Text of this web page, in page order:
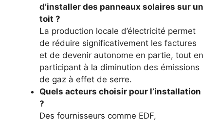
d’installer des panneaux solaires sur un
toit ?
La production locale d’électricité permet
de réduire significativement les factures
et de devenir autonome en partie, tout en
participant à la diminution des émissions
de gaz à effet de serre.
Quels acteurs choisir pour l’installation
?
Des fournisseurs comme EDF,